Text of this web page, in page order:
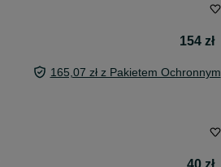
154 zł
165,07 zł z Pakietem Ochronnym